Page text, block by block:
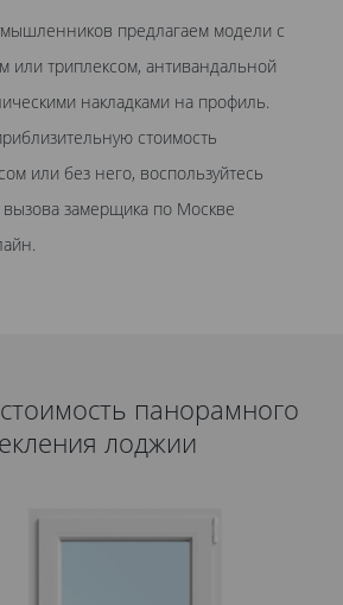
предлагаем модели с
или триплексом, антивандальной
накладками на профиль.
стоимость
или без него, воспользуйтесь
вызова замерщика по Москве
панорамного
лоджии